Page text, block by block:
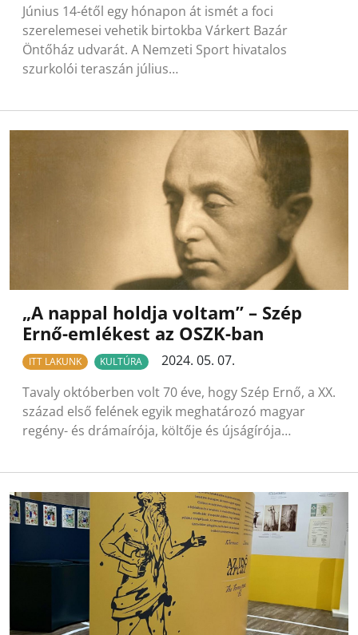
Június 14-étől egy hónapon át ismét a foci
szerelemesei vehetik birtokba Várkert Bazár
Öntőház udvarát. A Nemzeti Sport hivatalos
szurkolói teraszán július…
„A nappal holdja voltam” – Szép
Ernő-emlékest az OSZK-ban
ITT LAKUNK KULTÚRA
2024. 05. 07.
Tavaly októberben volt 70 éve, hogy Szép Ernő, a XX.
század első felének egyik meghatározó magyar
regény- és drámaírója, költője és újságírója…